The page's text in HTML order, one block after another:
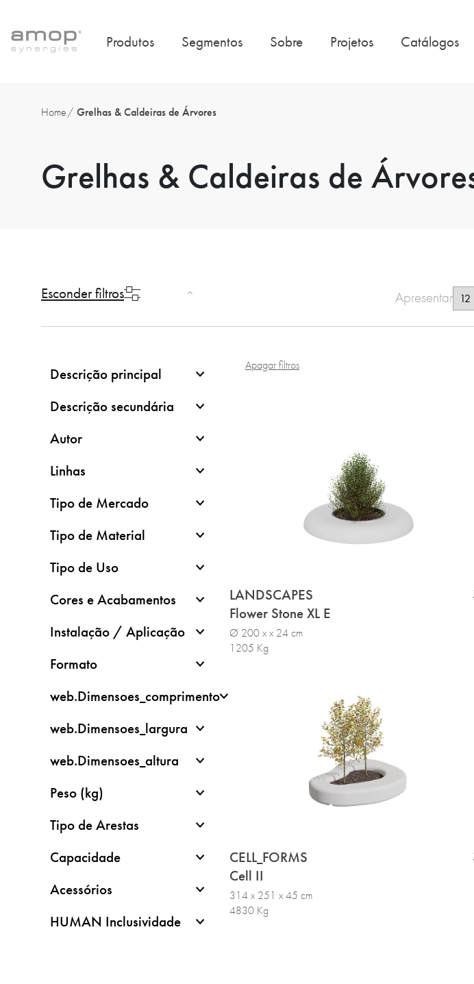
Produtos Segmentos Sobre Projetos Catálogos
Home Grelhas & Caldeiras de Árvores
Grelhas & Caldeiras de
Descrição principal
Descrição secundária
Autor
Linhas
Tipo de Mercado
Tipo de Material
Tipo de Uso
Cores e Acabamentos
Instalação / Aplicação
Formato
web.Dimensoes_comprimento
web.Dimensoes_largura
web.Dimensoes_altura
Peso (kg)
Tipo de Arestas
Capacidade
Acessórios
HUMAN Inclusividade
Apagar filtros
LANDSCAPES
Flower Stone XL E
Ø 200 x x 24 cm
1205 Kg
CELL_FORMS
Cell II
314 x 251 x 45 cm
4830 Kg
Esconder filtros Apresentar